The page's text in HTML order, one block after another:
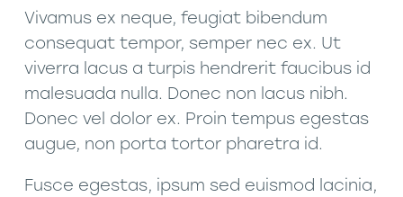
Vivamus ex neque, feugiat bibendum
consequat tempor, semper nec ex. Ut
viverra lacus a turpis hendrerit faucibus id
malesuada nulla. Donec non lacus nibh.
Donec vel dolor ex. Proin tempus egestas
augue, non porta tortor pharetra id.
Fusce egestas, ipsum sed euismod lacinia,